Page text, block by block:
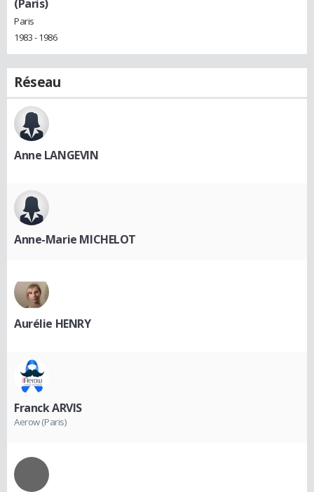
(Paris)
Paris
1983 - 1986
Réseau
Anne LANGEVIN
Anne-Marie MICHELOT
Aurélie HENRY
Franck ARVIS
Aerow (Paris)